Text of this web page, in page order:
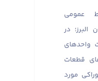
عمومی
البرز؛ در
واحدهای
قطعات
مورد